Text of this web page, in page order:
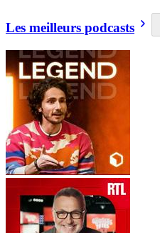
Les meilleurs podcasts